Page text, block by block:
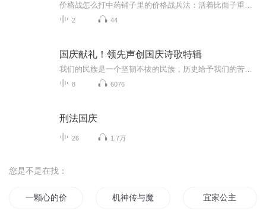
2 44
国庆献礼！领先声创国庆诗歌特辑
8 6076
刑法国庆
26 1.7万
您是不是在找：
一颗心的价格 机神传与魔格传 宜家公主